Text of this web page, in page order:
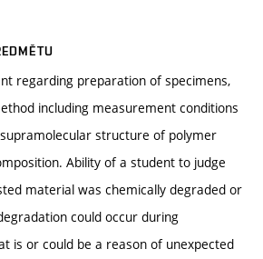
regarding preparation of specimens,
including measurement conditions
structure of polymer
Ability of a student to judge
material was chemically degraded or
could occur during
is or could be a reason of unexpected